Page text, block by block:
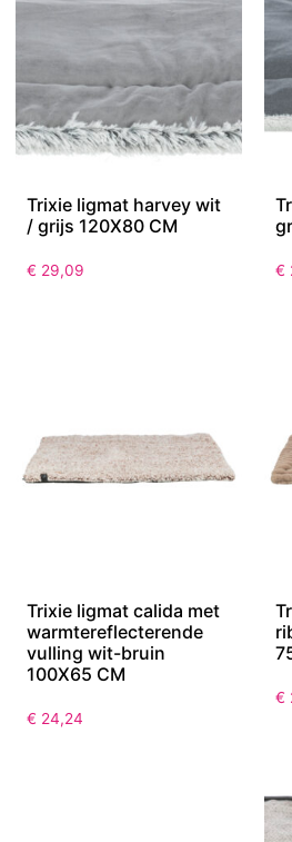
Trixie ligmat harvey wit
/ grijs 120X80 CM
€ 29,09 €
Trixie ligmat calida met
warmtereflecterende
vulling wit-bruin
100X65 CM
€ 24,24
€